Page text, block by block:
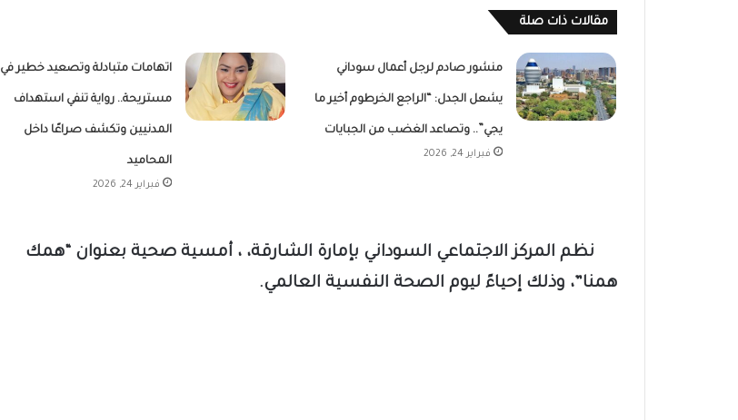
مقالات ذات صلة
منشور صادم لرجل أعمال سوداني
يشعل الجدل: “الراجع الخرطوم أخير ما
يجي”.. وتصاعد الغضب من الجبايات
فبراير 24, 2026
اتهامات متبادلة وتصعيد خطير في
مستريحة.. رواية تنفي استهداف
المدنيين وتكشف صراعًا داخل
المحاميد
فبراير 24, 2026
نظم المركز الاجتماعي السوداني بإمارة الشارقة، ، أمسية صحية بعنوان “همك
همنا”، وذلك إحياءً ليوم الصحة النفسية العالمي.